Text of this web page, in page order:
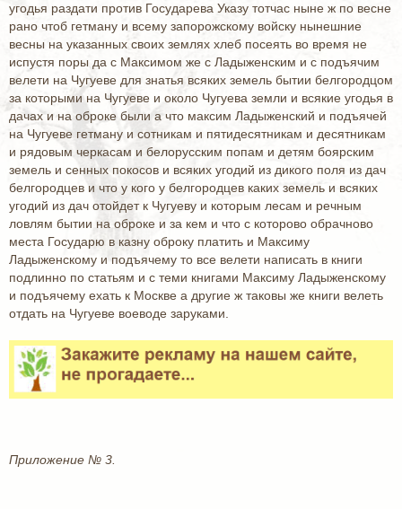
угодья раздати против Государева Указу тотчас ныне ж по весне
рано чтоб гетману и всему запорожскому войску нынешние
весны на указанных своих землях хлеб посеять во время не
испустя поры да с Максимом же с Ладыженским и с подъячим
велети на Чугуеве для знатья всяких земель бытии белгородцом
за которыми на Чугуеве и около Чугуева земли и всякие угодья в
дачах и на оброке были а что максим Ладыженский и подъячей
на Чугуеве гетману и сотникам и пятидесятникам и десятникам
и рядовым черкасам и белорусским попам и детям боярским
земель и сенных покосов и всяких угодий из дикого поля из дач
белгородцев и что у кого у белгородцев каких земель и всяких
угодий из дач отойдет к Чугуеву и которым лесам и речным
ловлям бытии на оброке и за кем и что с которово обрачново
места Государю в казну оброку платить и Максиму
Ладыженскому и подъячему то все велети написать в книги
подлинно по статьям и с теми книгами Максиму Ладыженскому
и подъячему ехать к Москве а другие ж таковы же книги велеть
отдать на Чугуеве воеводе заруками.
Приложение № 3.